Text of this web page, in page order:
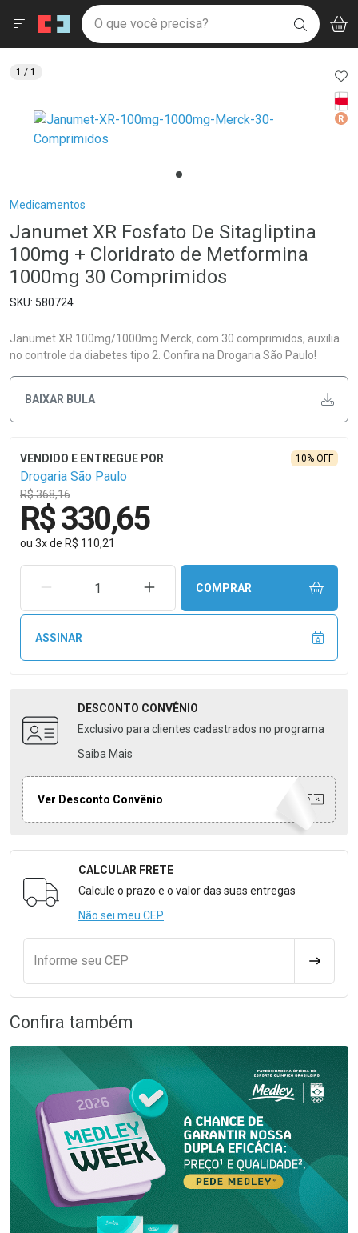
Drogaria São Paulo
Ir direto para a home
pela página
Ir direto para o conteúdo
Ir direto para a busca
Ir direto para a conta
Ir direto para a notificações
Ir direto para o carrinho
Ir direto para o menu
Faça a sua busca
O que você precisa? BUSCAR
Menu
Breadcrumb
Medicamentos
Janumet XR Fosfato De Sitagliptina
100mg + Cloridrato de Metformina
1000mg 30 Comprimidos
580724
Janumet XR 100mg/1000mg Merck, com 30 comprimidos, auxilia
no controle da diabetes tipo 2. Confira na Drogaria São Paulo!
BAIXAR BULA
Drogaria São Paulo
R$ 368,16
10% OFF
R$ 330,65
ou 3xde R$ 110,21
REMOVER UMA UNIDADEAUMENTAR UMA UNIDADE
COMPRAR
ASSINAR
DESCONTO CONVÊNIO
Exclusivo para clientes cadastrados no programa
Saiba Mais
Ver Desconto Convênio
Formulário para Calcular o Frete
CALCULAR FRETE
Calcule o prazo e o valor das suas entregas
Não sei meu CEP
Informe seu CEP
1 / 1
Confira também